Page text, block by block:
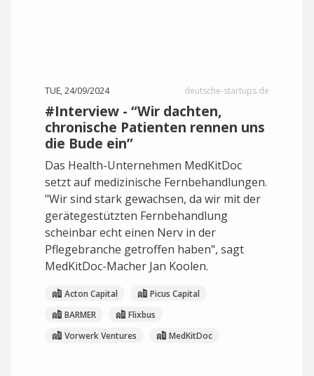
TUE, 24/09/2024 deutsche-startups.de
#Interview - “Wir dachten,
chronische Patienten rennen uns
die Bude ein”
Das Health-Unternehmen MedKitDoc
setzt auf medizinische Fernbehandlungen.
"Wir sind stark gewachsen, da wir mit der
gerätegestützten Fernbehandlung
scheinbar echt einen Nerv in der
Pflegebranche getroffen haben", sagt
MedKitDoc-Macher Jan Koolen.
Acton Capital
Picus Capital
BARMER
Flixbus
Vorwerk Ventures
MedKitDoc